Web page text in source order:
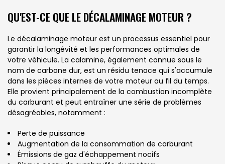
QU'EST-CE QUE LE DÉCALAMINAGE MOTEUR ?
Le décalaminage moteur est un processus essentiel pour
garantir la longévité et les performances optimales de
votre véhicule. La calamine, également connue sous le
nom de carbone dur, est un résidu tenace qui s'accumule
dans les pièces internes de votre moteur au fil du temps.
Elle provient principalement de la combustion incomplète
du carburant et peut entraîner une série de problèmes
désagréables, notamment :
Perte de puissance
Augmentation de la consommation de carburant
Émissions de gaz d'échappement nocifs